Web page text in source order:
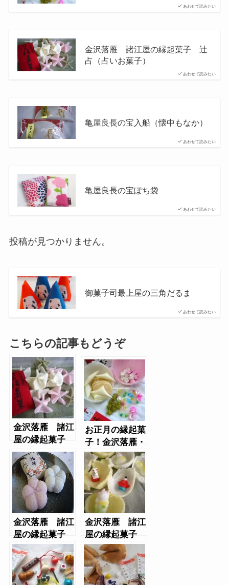
あわせて読みたい
あわせて読みたい
金沢落雁 諸江屋の縁起菓子 辻
占（占いお菓子）
あわせて読みたい
亀屋良長の宝入船（懐中もなか）
あわせて読みたい
亀屋良長の宝ぽち袋
投稿が見つかりません。
あわせて読みたい
御菓子司最上屋の三角だるま
こちらの記事もどうぞ
金沢落雁 諸江
屋の縁起菓子
辻占（占いお菓
子）
お正月の縁起菓
子！金沢落雁・
諸江屋の久寿玉
（くすだま）
金沢落雁 諸江
屋の縁起菓子
福梅
金沢落雁 諸江
屋の縁起菓子
福徳